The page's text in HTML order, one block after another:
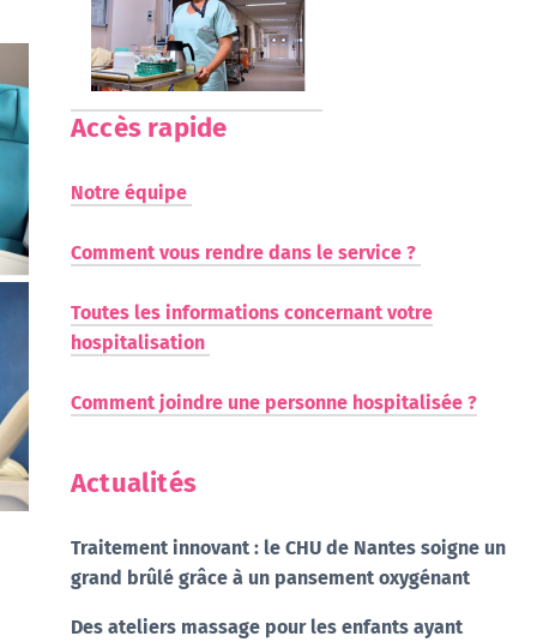
Accès rapide
Notre équipe
Comment vous rendre dans le service ?
Toutes les informations concernant votre
hospitalisation
Comment joindre une personne hospitalisée ?
Actualités
Traitement innovant : le CHU de Nantes soigne un
grand brûlé grâce à un pansement oxygénant
Des ateliers massage pour les enfants ayant